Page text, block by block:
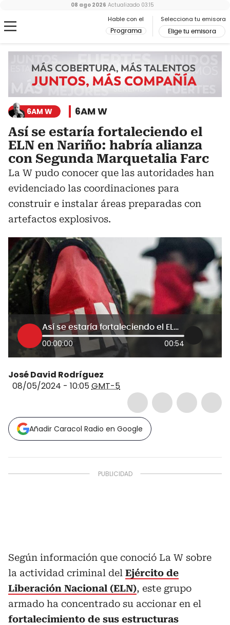
Hable con el
Programa
Selecciona tu emisora
Elige tu emisora
08 ago 2026 Actualizado 03:15
6AM W 6AM W
Así se estaría fortaleciendo el
ELN en Nariño: habría alianza
con Segunda Marquetalia Farc
La W pudo conocer que las autoridades han
evidenciado las coordinaciones para
construir e instalar áreas preparadas con
artefactos explosivos.
Así se estaría fortaleciendo el ELN en Nariño: habría alianza con Segunda Marquetalia Farc
00:00:00 00:54
José David Rodríguez
08/05/2024 - 10:05GMT-5
Añadir Caracol Radio en Google
Según información que conoció La W sobre
la actividad criminal del Ejército de
Liberación Nacional (ELN), este grupo
armado ha concentrado su accionar en el
fortalecimiento de sus estructuras